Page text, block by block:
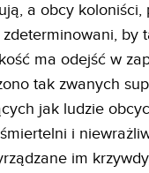
a obcy koloniści,
by
ma odejść w
tak zwanych
jak ludzie
i
im